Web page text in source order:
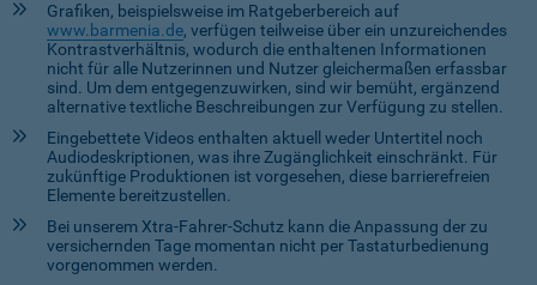
Grafiken, beispielsweise im Ratgeberbereich auf
www.barmenia.de, verfügen teilweise über ein unzureichendes
Kontrastverhältnis, wodurch die enthaltenen Informationen
nicht für alle Nutzerinnen und Nutzer gleichermaßen erfassbar
sind. Um dem entgegenzuwirken, sind wir bemüht, ergänzend
alternative textliche Beschreibungen zur Verfügung zu stellen.
Eingebettete Videos enthalten aktuell weder Untertitel noch
Audiodeskriptionen, was ihre Zugänglichkeit einschränkt. Für
zukünftige Produktionen ist vorgesehen, diese barrierefreien
Elemente bereitzustellen.
Bei unserem Xtra-Fahrer-Schutz kann die Anpassung der zu
versichernden Tage momentan nicht per Tastaturbedienung
vorgenommen werden.